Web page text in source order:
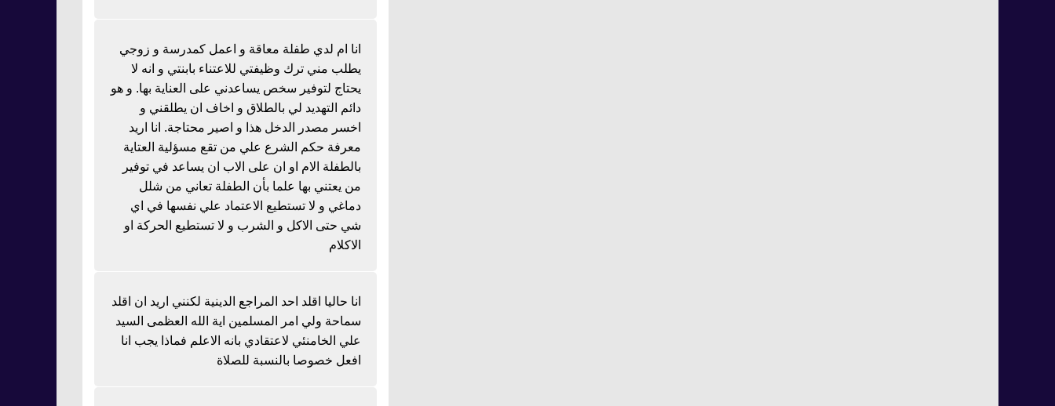
انا ام لدي طفلة معاقة و اعمل كمدرسة و زوجي
يطلب مني ترك وظيفتي للاعتناء بابنتي و انه لا
يحتاج لتوفير سخص يساعدني على العناية بها. و هو
دائم التهديد لي بالطلاق و اخاف ان يطلقني و
اخسر مصدر الدخل هذا و اصير محتاجة. انا اريد
معرفة حكم الشرع علي من تقع مسؤلية العتاية
بالطفلة الام او ان على الاب ان يساعد في توفير
من يعتني بها علما بأن الطفلة تعاني من شلل
دماغي و لا تستطيع الاعتماد علي نفسها في اي
شي حتى الاكل و الشرب و لا تستطيع الحركة او
الاكلام
انا حاليا اقلد احد المراجع الدينية لكنني اريد ان اقلد
سماحة ولي امر المسلمين اية الله العظمى السيد
علي الخامنئي لاعتقادي بانه الاعلم فماذا يجب انا
افعل خصوصا بالنسبة للصلاة